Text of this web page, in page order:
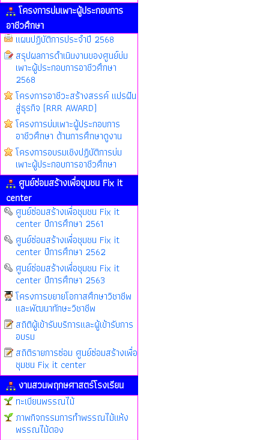
โครงการบ่มเพาะผู้ประกอบการ
อาชีวศึกษา
แผนปฏิบัติการประจำปี 2568
สรุปผลการดำเนินงานของศูนย์บ่ม
เพาะผู้ประกอบการอาชีวศึกษา
2568
โครงการอาชีวะสร้างสรรค์ แปรฝัน
สู่ธุรกิจ (RRR AWARD)
โครงการบ่มเพาะผู้ประกอบการ
อาชีวศึกษา ด้านการศึกษาดูงาน
โครงการอบรมเชิงปฏิบัติการบ่ม
เพาะผู้ประกอบการอาชีวศึกษา
ศูนย์ซ่อมสร้างเพื่อชุมชน Fix it
center
ศูนย์ซ่อมสร้างเพื่อชุมชน Fix it
center ปีการศึกษา 2561
ศูนย์ซ่อมสร้างเพื่อชุมชน Fix it
center ปีการศึกษา 2562
ศูนย์ซ่อมสร้างเพื่อชุมชน Fix it
center ปีการศึกษา 2563
โครงการขยายโอกาสศึกษาวิชาชีพ
และพัฒนาทักษะวิชาชีพ
สถิติผู้เข้ารับบริการและผู้เข้ารับการ
อบรม
สถิติรายการซ่อม ศูนย์ซ่อมสร้างเพื่อ
ชุมชน Fix it center
งานสวนพฤกษศาสตร์โรงเรียน
ทะเบียนพรรณไม้
ภาพกิจกรรมการทำพรรณไม้แห้ง
พรรณไม้ดอง